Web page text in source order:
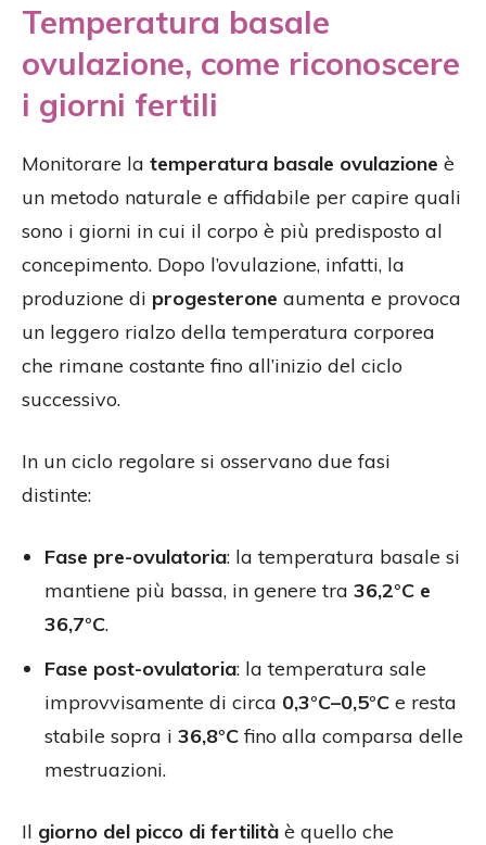
Temperatura basale
ovulazione, come riconoscere
i giorni fertili
Monitorare la temperatura basale ovulazione è
un metodo naturale e affidabile per capire quali
sono i giorni in cui il corpo è più predisposto al
concepimento. Dopo l’ovulazione, infatti, la
produzione di progesterone aumenta e provoca
un leggero rialzo della temperatura corporea
che rimane costante fino all’inizio del ciclo
successivo.
In un ciclo regolare si osservano due fasi
distinte:
Fase pre-ovulatoria: la temperatura basale si
mantiene più bassa, in genere tra 36,2°C e
36,7°C.
Fase post-ovulatoria: la temperatura sale
improvvisamente di circa 0,3°C–0,5°C e resta
stabile sopra i 36,8°C fino alla comparsa delle
mestruazioni.
Il giorno del picco di fertilità è quello che